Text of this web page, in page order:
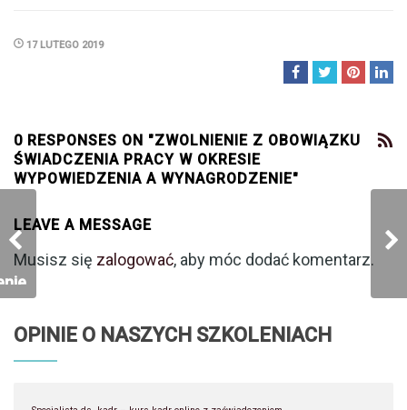
17 LUTEGO 2019
0 RESPONSES ON "ZWOLNIENIE Z OBOWIĄZKU
ŚWIADCZENIA PRACY W OKRESIE
WYPOWIEDZENIA A WYNAGRODZENIE"
LEAVE A MESSAGE
Musisz się zalogować, aby móc dodać komentarz.
OPINIE O NASZYCH SZKOLENIACH